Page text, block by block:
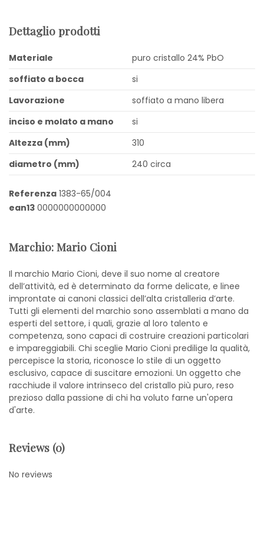
Dettaglio prodotti
Materiale
puro cristallo 24% PbO
soffiato a bocca
si
Lavorazione
soffiato a mano libera
inciso e molato a mano
si
Altezza (mm)
310
diametro (mm)
240 circa
Referenza 1383-65/004
ean13 0000000000000
Marchio: Mario Cioni
Il marchio Mario Cioni, deve il suo nome al creatore
dell’attività, ed è determinato da forme delicate, e linee
improntate ai canoni classici dell’alta cristalleria d’arte.
Tutti gli elementi del marchio sono assemblati a mano da
esperti del settore, i quali, grazie al loro talento e
competenza, sono capaci di costruire creazioni particolari
e impareggiabili. Chi sceglie Mario Cioni predilige la qualità,
percepisce la storia, riconosce lo stile di un oggetto
esclusivo, capace di suscitare emozioni. Un oggetto che
racchiude il valore intrinseco del cristallo più puro, reso
prezioso dalla passione di chi ha voluto farne un'opera
d'arte.
Reviews (0)
No reviews